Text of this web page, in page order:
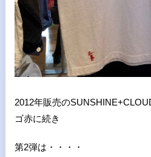
2012年販売の
ゴ赤に続き
第2弾は・・・・